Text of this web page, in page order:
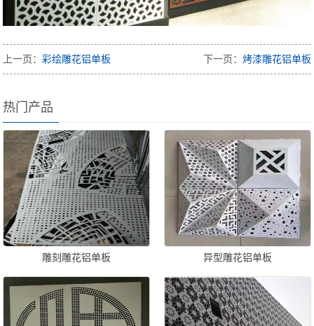
上一页：彩绘雕花铝单板 下一页： 烤漆雕花铝单板
热门产品
雕刻雕花铝单板 异型雕花铝单板